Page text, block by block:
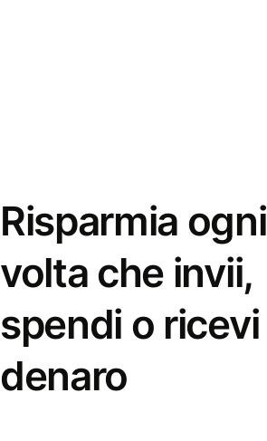
Risparmia ogni
volta che invii,
spendi o ricevi
denaro